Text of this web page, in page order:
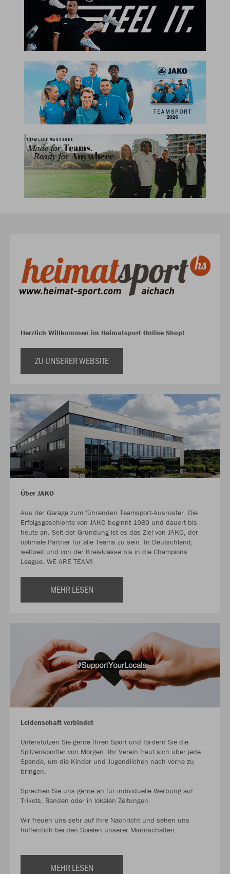
Herzlich Willkommen im Heimatsport Online Shop!
ZU UNSERER WEBSITE
Über JAKO
Aus der Garage zum führenden Teamsport-Ausrüster. Die
Erfolgsgeschichte von JAKO beginnt 1989 und dauert bis
heute an. Seit der Gründung ist es das Ziel von JAKO, der
optimale Partner für alle Teams zu sein. In Deutschland,
weltweit und von der Kreisklasse bis in die Champions
League. WE ARE TEAM!
MEHR LESEN
Leidenschaft verbindet
Unterstützen Sie gerne Ihren Sport und fördern Sie die
Spitzensportler von Morgen. Ihr Verein freut sich über jede
Spende, um die Kinder und Jugendlichen nach vorne zu
bringen.
Sprechen Sie uns gerne an für individuelle Werbung auf
Trikots, Banden oder in lokalen Zeitungen.
Wir freuen uns sehr auf Ihre Nachricht und sehen uns
hoffentlich bei den Spielen unserer Mannschaften.
MEHR LESEN